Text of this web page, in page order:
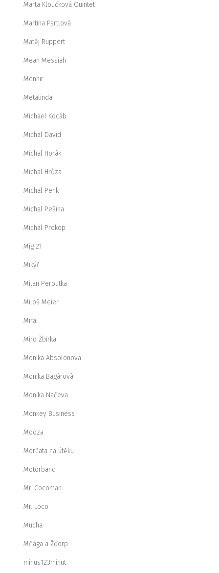
Marta Kloučková Quintet
Martina Partlová
Matěj Ruppert
Mean Messiah
Menhir
Metalinda
Michael Kocáb
Michal David
Michal Horák
Michal Hrůza
Michal Penk
Michal Pešina
Michal Prokop
Mig 21
Mikýř
Milan Peroutka
Miloš Meier
Mirai
Miro Žbirka
Monika Absolonová
Monika Bagárová
Monika Načeva
Monkey Business
Mooza
Morčata na útěku
Motorband
Mr. Cocoman
Mr. Loco
Mucha
Mňága a Žďorp
minus123minut